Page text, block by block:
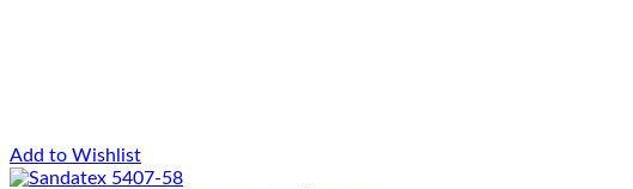
Add to Wishlist